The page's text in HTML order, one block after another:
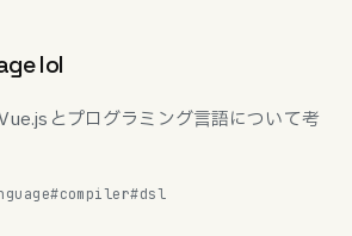
lol
とプログラミング言語について考
#compiler#dsl